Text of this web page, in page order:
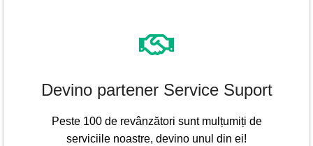
Devino partener Service Suport
Peste 100 de revânzători sunt mulțumiți de
serviciile noastre, devino unul din ei!